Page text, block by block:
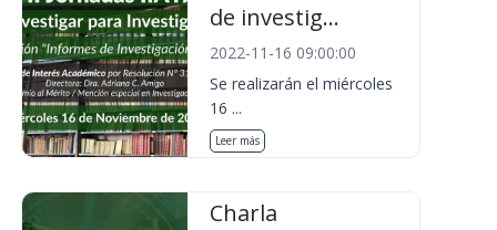
de investig...
2022-11-16 09:00:00
Se realizarán el miércoles
16 ...
Leer más
Charla